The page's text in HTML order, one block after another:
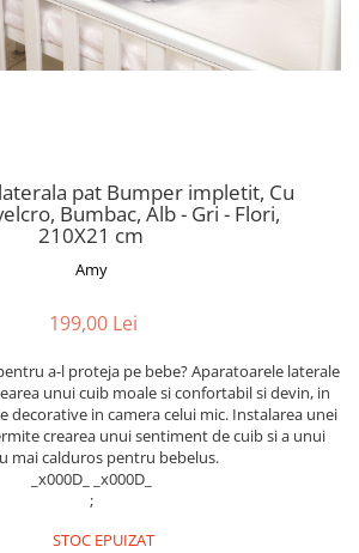
pat
pat Bumper impletit, Cu
Bumbac, Alb - Gri - Flori,
210X21 cm
Amy
199,00 Lei
a-l proteja pe bebe? Aparatoarele laterale
unui cuib moale si confortabil si devin, in
decorative in camera celui mic. Instalarea unei
crearea unui sentiment de cuib si a unui
mai calduros pentru bebelus.
_x000D_ _x000D_
;
STOC EPUIZAT